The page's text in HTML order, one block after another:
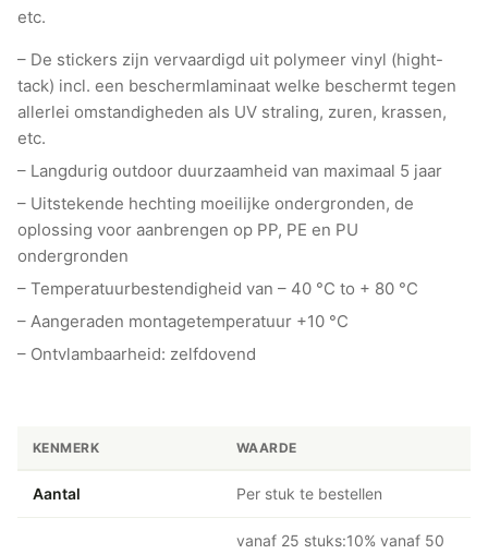
etc.
– De stickers zijn vervaardigd uit polymeer vinyl (hight-
tack) incl. een beschermlaminaat welke beschermt tegen
allerlei omstandigheden als UV straling, zuren, krassen,
etc.
– Langdurig outdoor duurzaamheid van maximaal 5 jaar
– Uitstekende hechting moeilijke ondergronden, de
oplossing voor aanbrengen op PP, PE en PU
ondergronden
– Temperatuurbestendigheid van – 40 °C to + 80 °C
– Aangeraden montagetemperatuur +10 °C
– Ontvlambaarheid: zelfdovend
KENMERK WAARDE
Aantal Per stuk te bestellen
vanaf 25 stuks:10% vanaf 50